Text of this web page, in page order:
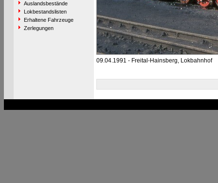
Auslandsbestände
Lokbestandslisten
Erhaltene Fahrzeuge
Zerlegungen
09.04.1991 - Freital-Hainsberg, Lokbahnhof